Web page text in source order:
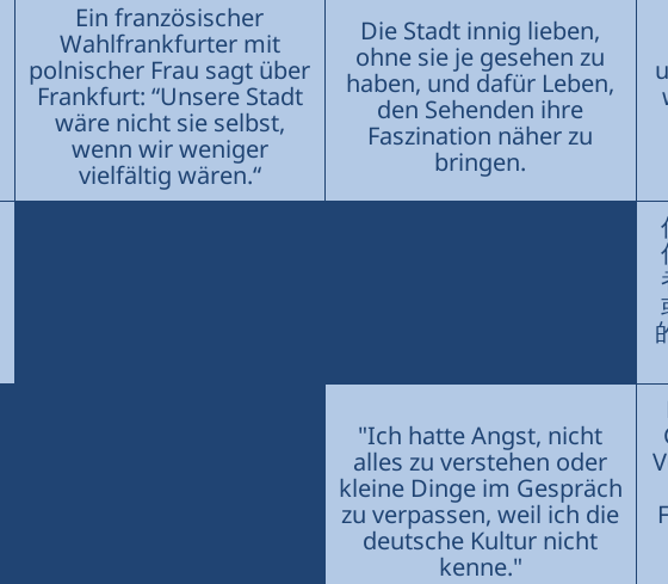
Ein französischer
Wahlfrankfurter mit
polnischer Frau sagt über
Frankfurt: “Unsere Stadt
wäre nicht sie selbst,
wenn wir weniger
vielfältig wären.“
Die Stadt innig lieben,
ohne sie je gesehen zu
haben, und dafür Leben,
den Sehenden ihre
Faszination näher zu
bringen.
"Ich hatte Angst, nicht
alles zu verstehen oder
kleine Dinge im Gespräch
zu verpassen, weil ich die
deutsche Kultur nicht
kenne."